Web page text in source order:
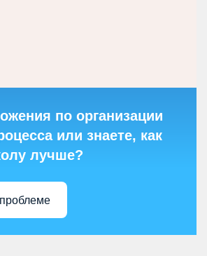
по организации
или знаете, как
лучше?